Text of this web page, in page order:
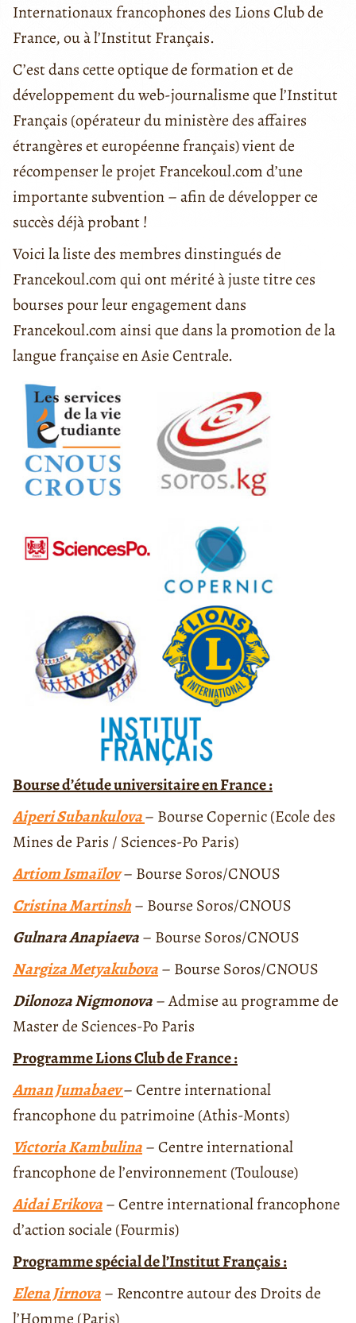
Internationaux francophones des Lions Club de
France, ou à l’Institut Français.
C’est dans cette optique de formation et de
développement du web-journalisme que l’Institut
Français (opérateur du ministère des affaires
étrangères et européenne français) vient de
récompenser le projet Francekoul.com d’une
importante subvention – afin de développer ce
succès déjà probant !
Voici la liste des membres dinstingués de
Francekoul.com qui ont mérité à juste titre ces
bourses pour leur engagement dans
Francekoul.com ainsi que dans la promotion de la
langue française en Asie Centrale.
Bourse d’étude universitaire en France :
Aiperi Subankulova– Bourse Copernic (Ecole des
Mines de Paris / Sciences-Po Paris)
Artiom Ismaïlov– Bourse Soros/CNOUS
Cristina Martinsh– Bourse Soros/CNOUS
Gulnara Anapiaeva– Bourse Soros/CNOUS
Nargiza Metyakubova– Bourse Soros/CNOUS
Dilonoza Nigmonova– Admise au programme de
Master de Sciences-Po Paris
Programme Lions Club de France :
Aman Jumabaev– Centre international
francophone du patrimoine (Athis-Monts)
Victoria Kambulina– Centre international
francophone de l’environnement (Toulouse)
Aidai Erikova– Centre international francophone
d’action sociale (Fourmis)
Programme spécial de l’Institut Français :
Elena Jirnova– Rencontre autour des Droits de
l’Homme (Paris)